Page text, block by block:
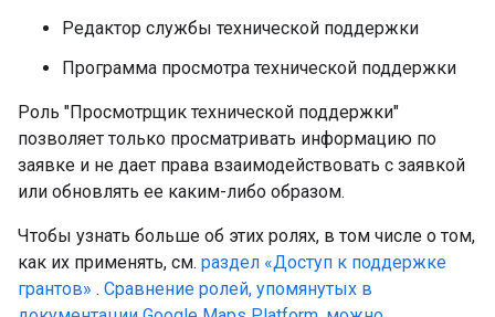
Редактор службы технической поддержки
Программа просмотра технической поддержки
Роль "Просмотрщик технической поддержки"
позволяет только просматривать информацию по
заявке и не дает права взаимодействовать с заявкой
или обновлять ее каким-либо образом.
Чтобы узнать больше об этих ролях, в том числе о том,
как их применять, см. раздел «Доступ к поддержке
грантов» . Сравнение ролей, упомянутых в